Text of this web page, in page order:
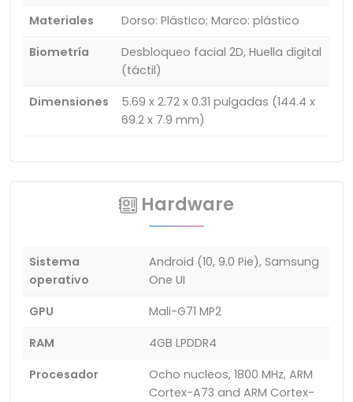
Materiales
Dorso: Plástico; Marco: plástico
Biometría
Desbloqueo facial 2D, Huella digital
(táctil)
Dimensiones
5.69 x 2.72 x 0.31 pulgadas (144.4 x
69.2 x 7.9 mm)
Hardware
Sistema
operativo
Android (10, 9.0 Pie), Samsung
One UI
GPU
Mali-G71 MP2
RAM
4GB LPDDR4
Procesador
Ocho nucleos, 1800 MHz, ARM
Cortex-A73 and ARM Cortex-